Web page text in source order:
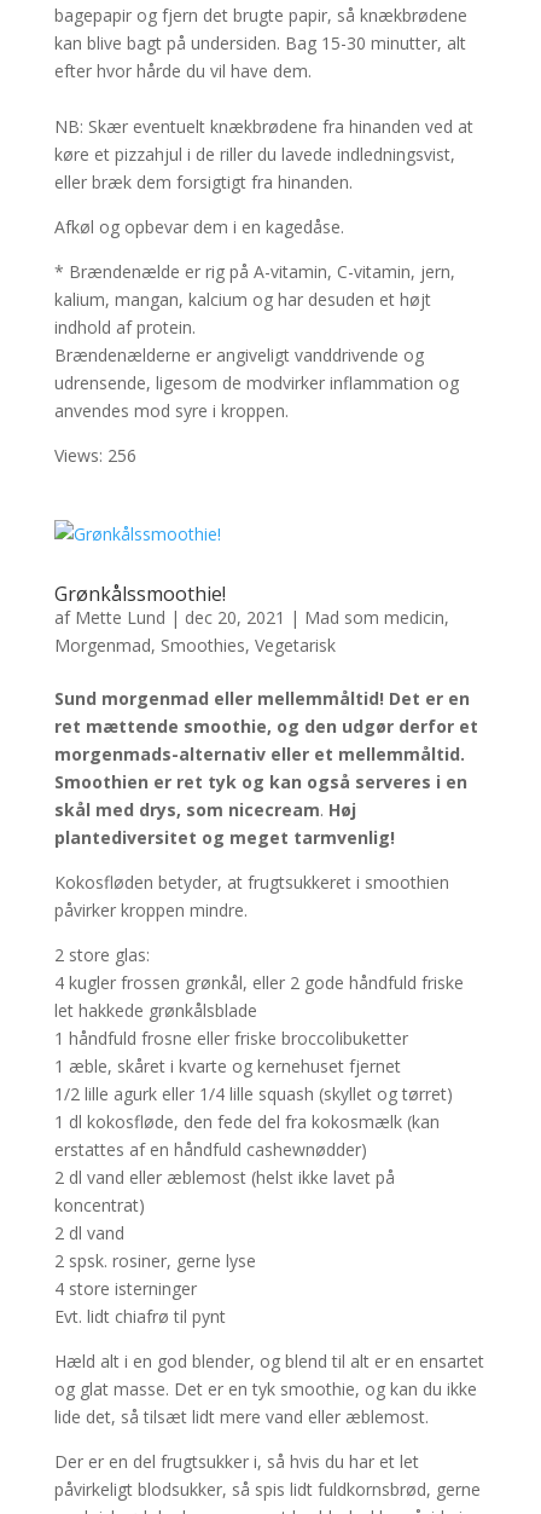
bagepapir og fjern det brugte papir, så knækbrødene
kan blive bagt på undersiden. Bag 15-30 minutter, alt
efter hvor hårde du vil have dem.
NB: Skær eventuelt knækbrødene fra hinanden ved at
køre et pizzahjul i de riller du lavede indledningsvist,
eller bræk dem forsigtigt fra hinanden.
Afkøl og opbevar dem i en kagedåse.
* Brændenælde er rig på A-vitamin, C-vitamin, jern,
kalium, mangan, kalcium og har desuden et højt
indhold af protein.
Brændenælderne er angiveligt vanddrivende og
udrensende, ligesom de modvirker inflammation og
anvendes mod syre i kroppen.
Views: 256
Grønkålssmoothie!
af Mette Lund | dec 20, 2021 | Mad som medicin,
Morgenmad, Smoothies, Vegetarisk
Sund morgenmad eller mellemmåltid! Det er en
ret mættende smoothie, og den udgør derfor et
morgenmads-alternativ eller et mellemmåltid.
Smoothien er ret tyk og kan også serveres i en
skål med drys, som nicecream. Høj
plantediversitet og meget tarmvenlig!
Kokosfløden betyder, at frugtsukkeret i smoothien
påvirker kroppen mindre.
2 store glas:
4 kugler frossen grønkål, eller 2 gode håndfuld friske
let hakkede grønkålsblade
1 håndfuld frosne eller friske broccolibuketter
1 æble, skåret i kvarte og kernehuset fjernet
1/2 lille agurk eller 1/4 lille squash (skyllet og tørret)
1 dl kokosfløde, den fede del fra kokosmælk (kan
erstattes af en håndfuld cashewnødder)
2 dl vand eller æblemost (helst ikke lavet på
koncentrat)
2 dl vand
2 spsk. rosiner, gerne lyse
4 store isterninger
Evt. lidt chiafrø til pynt
Hæld alt i en god blender, og blend til alt er en ensartet
og glat masse. Det er en tyk smoothie, og kan du ikke
lide det, så tilsæt lidt mere vand eller æblemost.
Der er en del frugtsukker i, så hvis du har et let
påvirkeligt blodsukker, så spis lidt fuldkornsbrød, gerne